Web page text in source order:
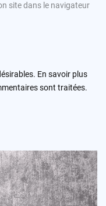
site dans le navigateur
En savoir plus
sont traitées.